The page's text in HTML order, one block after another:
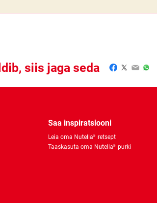
siis jaga seda Facebook
Twitter
Email
Saa inspiratsiooni
Leia oma Nutella® retsept
Taaskasuta oma Nutella® purki